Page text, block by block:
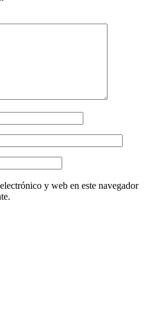
y web en este navegador